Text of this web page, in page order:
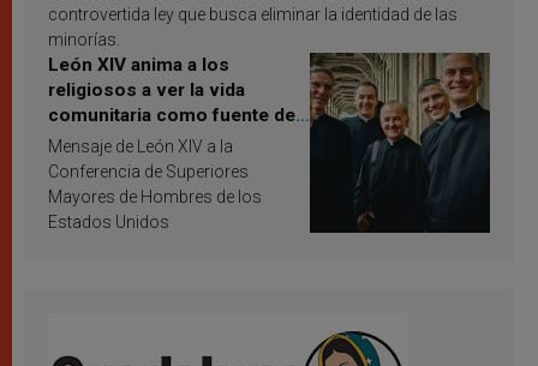
controvertida ley que busca eliminar la identidad de las
minorías.
León XIV anima a los
religiosos a ver la vida
comunitaria como fuente de
inspiración y santificación
Mensaje de León XIV a la
Conferencia de Superiores
Mayores de Hombres de los
Estados Unidos